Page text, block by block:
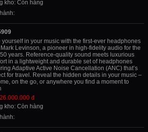
kho: Còn hàng
yourself in your music with the first-ever headphones
Levinson, a pioneer in high-fidelity audio for the
years. Reference-quality sound meets luxurious
in a lightweight and durable set of headphones
Adaptive Active Noise Cancellation (ANC) that’s
for travel. Reveal the hidden details in your music –
on the go, or anywhere you find a moment to
26.000.000 đ
kho: Còn hàng